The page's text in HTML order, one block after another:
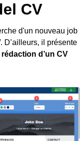
CV
d'un nouveau job
D’ailleurs, il présente
rédaction d’un CV